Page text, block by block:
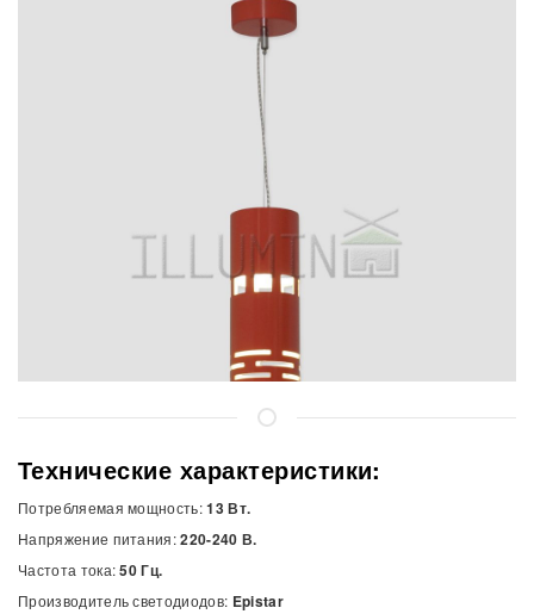
Технические характеристики:
Потребляемая мощность:13 Вт.
Напряжение питания:220-240 В.
Частота тока:50 Гц.
Производитель светодиодов: Epistar